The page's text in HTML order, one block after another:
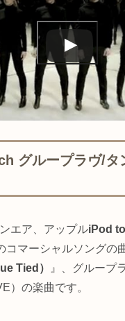
グループラヴ/タ
エア、アップルiPod
コマーシャルソングの
Tied）
』、グループ
）の楽曲です。